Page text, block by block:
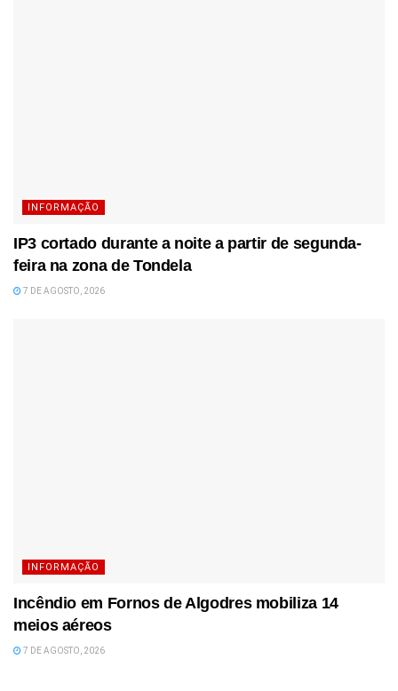
INFORMAÇÃO
IP3 cortado durante a noite a partir de segunda-
feira na zona de Tondela
7 DE AGOSTO, 2026
INFORMAÇÃO
Incêndio em Fornos de Algodres mobiliza 14
meios aéreos
7 DE AGOSTO, 2026